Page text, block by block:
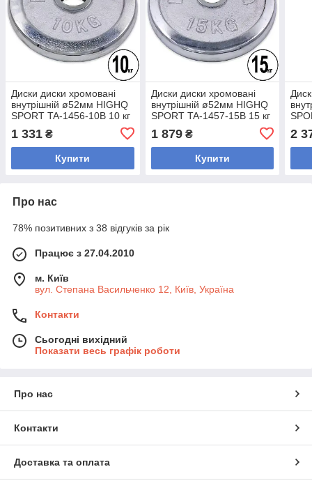
Диски диски хромовані
внутрішній ø52мм HIGHQ
SPORT TA-1456-10B 10 кг
1 331 ₴
Купити
Диски диски хромовані
внутрішній ø52мм HIGHQ
SPORT TA-1457-15B 15 кг
1 879₴
Купити
2
Про нас
78% позитивних з 38 відгуків за рік
Працює з 27.04.2010
м. Київ
вул. Степана Васильченко 12, Київ, Україна
Контакти
Сьогодні вихідний
Показати весь графік роботи
Про нас
Контакти
Доставка та оплата